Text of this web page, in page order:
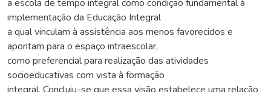
a escola de tempo integral como condição fundamental à
implementação da Educação Integral
a qual vinculam à assistência aos menos favorecidos e
apontam para o espaço intraescolar,
como preferencial para realização das atividades
socioeducativas com vista à formação